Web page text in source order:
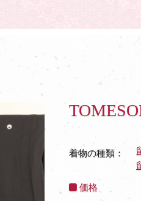
着物の種類：
価格